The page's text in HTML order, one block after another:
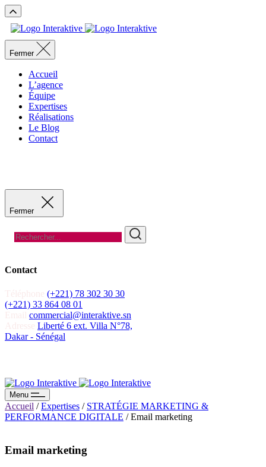
Fermer
Accueil
L’agence
Équipe
Expertises
Réalisations
Le Blog
Contact
Fermer
Contact
(+221) 78 302 30 30
(+221) 33 864 08 01
commercial@interaktive.sn
Liberté 6 ext. Villa N°78,
Dakar - Sénégal
Menu
Accueil / Expertises / STRATÉGIE MARKETING &
PERFORMANCE DIGITALE / Email marketing
Email marketing